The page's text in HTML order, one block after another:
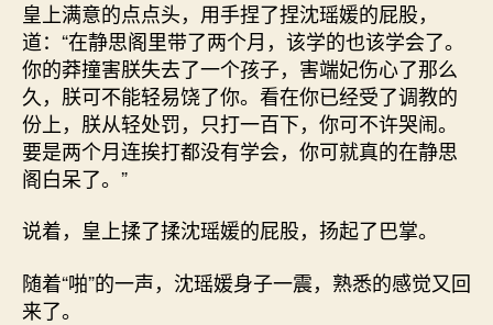
皇上满意的点点头，用手捏了捏沈瑶媛的屁股，
道：“在静思阁里带了两个月，该学的也该学会了。
你的莽撞害朕失去了一个孩子，害端妃伤心了那么
久，朕可不能轻易饶了你。看在你已经受了调教的
份上，朕从轻处罚，只打一百下，你可不许哭闹。
要是两个月连挨打都没有学会，你可就真的在静思
阁白呆了。”
说着，皇上揉了揉沈瑶媛的屁股，扬起了巴掌。
随着“啪”的一声，沈瑶媛身子一震，熟悉的感觉又回
来了。